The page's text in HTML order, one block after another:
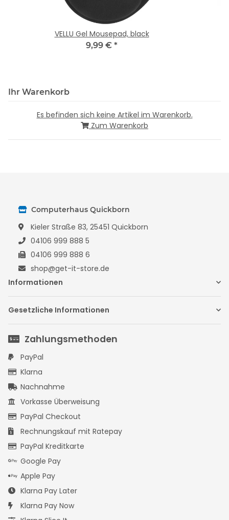
VELLU Gel Mousepad, black
9,99 € *
Ihr Warenkorb
Es befinden sich keine Artikel im Warenkorb.
Zum Warenkorb
Computerhaus Quickborn
Kieler Straße 83, 25451 Quickborn
04106 999 888 5
04106 999 888 6
shop@get-it-store.de
Informationen
Gesetzliche Informationen
Zahlungsmethoden
PayPal
Klarna
Nachnahme
Vorkasse Überweisung
PayPal Checkout
Rechnungskauf mit Ratepay
PayPal Kreditkarte
Google Pay
Apple Pay
Klarna Pay Later
Klarna Pay Now